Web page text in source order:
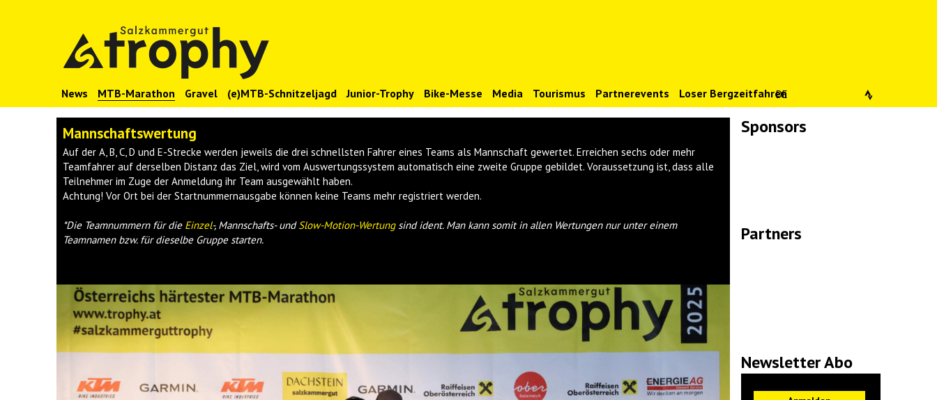
News MTB-Marathon Gravel (e)MTB-Schnitzeljagd Junior-Trophy Bike-Messe Media Tourismus Partnerevents Loser Bergzeitfahren
DE
Mannschaftswertung
Auf der A, B, C, D und E-Strecke werden jeweils die drei schnellsten Fahrer eines Teams als Mannschaft gewertet. Erreichen sechs oder mehr
Teamfahrer auf derselben Distanz das Ziel, wird vom Auswertungssystem automatisch eine zweite Gruppe gebildet. Voraussetzung ist, dass alle
Teilnehmer im Zuge der Anmeldung ihr Team ausgewählt haben.
Achtung! Vor Ort bei der Startnummernausgabe können keine Teams mehr registriert werden.
*Die Teamnummern für die Einzel-, Mannschafts- undSlow-Motion-Wertungsind ident. Man kann somit in allen Wertungen nur unter einem
Teamnamen bzw. für dieselbe Gruppe starten.
Sponsors
Partners
Newsletter Abo